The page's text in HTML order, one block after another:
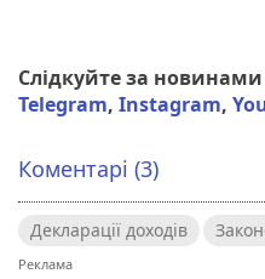
Слідкуйте за
Telegram, Instagram,
Коментарі (3)
Декларації доходів